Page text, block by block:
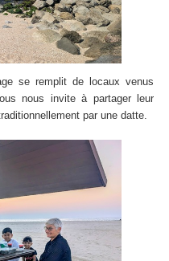
se remplit de locaux venus
nous invite à partager leur
par une datte.